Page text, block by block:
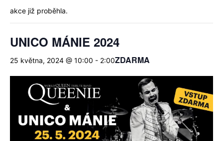
akce již proběhla.
UNICO MÁNIE 2024
25 května, 2024 @ 10:00 - 2:00ZDARMA